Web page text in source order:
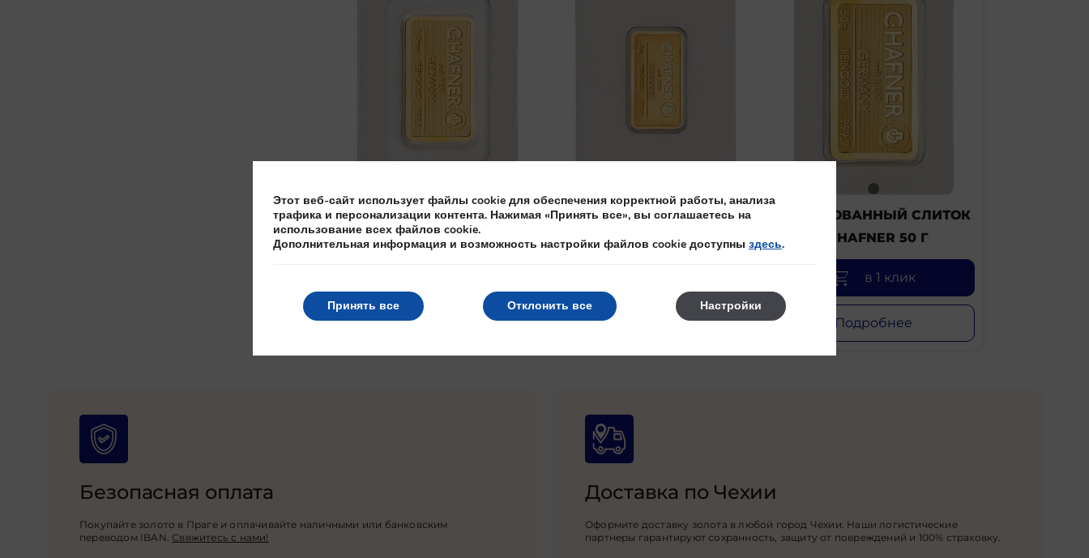
ШТАМПОВАННЫЙ СЛИТОК
C. HAFNER 1 УНЦИЯ
Подробнее
ШТАМПОВАННЫЙ СЛИТОК
C. HAFNER 5 Г
Подробнее
ШТАМПОВАННЫЙ СЛИТОК
C. HAFNER 50 Г
в 1 клик
Подробнее
Безопасная оплата
Покупайте золото в Праге и оплачивайте наличными или банковским
переводом IBAN. Свяжитесь с нами!
Доставка по Чехии
Оформите доставку золота в любой город Чехии. Наши логистические
партнеры гарантируют сохранность, защиту от повреждений и 100% страховку.
Этот веб-сайт использует файлы cookie для обеспечения корректной работы, анализа
трафика и персонализации контента. Нажимая «Принять все», вы соглашаетесь на
использование всех файлов cookie.
Дополнительная информация и возможность настройки файлов cookie доступны здесь.
Принять все Отклонить все Настройки